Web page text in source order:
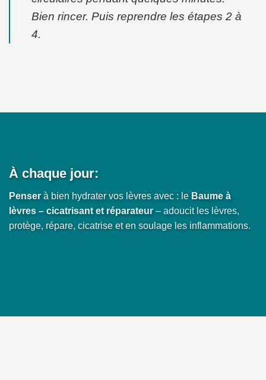
Bien rincer. Puis reprendre les étapes 2 à
4.
À chaque jour:
Penser à bien hydrater vos lèvres avec : le Baume à
lèvres – cicatrisant et réparateur – adoucit les lèvres,
protège, répare, cicatrise et en soulage les inflammations.